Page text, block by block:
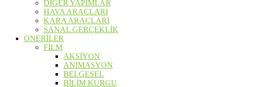
DİĞER YAPIMLAR
HAVA ARAÇLARI
KARA ARAÇLARI
SANAL GERÇEKLİK
ÖNERİLER
FİLM
AKSİYON
ANİMASYON
BELGESEL
BİLİM KURGU